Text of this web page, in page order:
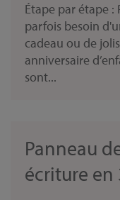
Étape par étape :
parfois besoin
cadeau ou de
anniversaire
sont...
Panneau
écriture en